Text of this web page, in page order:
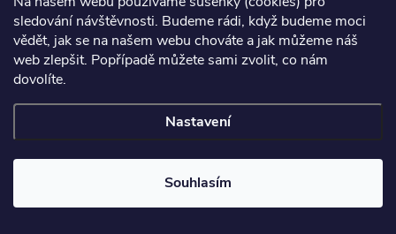
sledování návštěvnosti. Budeme rádi, když budeme moci
vědět, jak se na našem webu chováte a jak můžeme náš
web zlepšit. Popřípadě můžete sami zvolit, co nám
dovolíte.
Nastavení
Souhlasím
Velmi odolný naviják na
všechny způsoby lovu.
NOVINKA od firmy Tica.
259 Kč